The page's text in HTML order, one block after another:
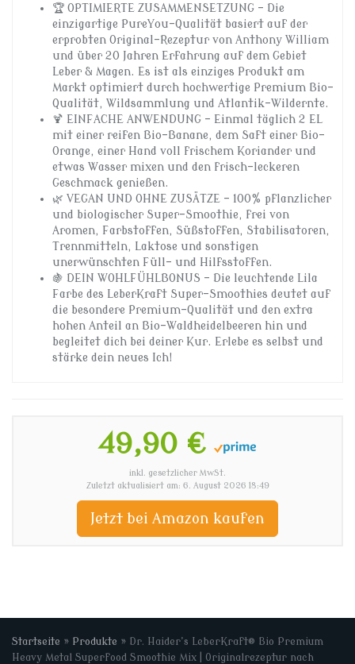
🏆 OPTIMIERTE ZUSAMMENSETZUNG – Die
einzigartige PureYou-Qualität basiert auf der
erprobten Original-Rezeptur von Anthony William
und über 20 Jahren Erfahrung auf dem Gebiet
Leber & Magen. Es ist als einziges Produkt am
Markt optimiert durch hochwertige Premium Bio-
Qualität, Wildsammlung und Atlantik-Wildernte.
🍹 EINFACHE ANWENDUNG – Einmal täglich 2 EL
mit einer reifen Bio-Banane, dem Saft einer Bio-
Orange, einer Hand voll frischem Koriander und
etwas Wasser mixen und den frisch-leckeren
Geschmack genießen.
🌿 VEGAN UND OHNE ZUSÄTZE – 100% pflanzlicher
und biologischer Super-Smoothie, frei von
Aromen, Farbstoffen, Süßstoffen, Stabilisatoren,
Trennmitteln, Laktose und sonstigen
unerwünschten Füll- und Hilfsstoffen.
🍇 DEIN WOHLFÜHLBONUS – Die leuchtende Lila
Farbe des LeberKraft Super-Smoothies deutet auf
die besondere Premium-Qualität und den extra
hohen Anteil an Bio-Waldheidelbeeren hin und
begleitet dich bei deiner Kur. Erlebe es selbst und
stärke dein neues Ich!
49,90 €
inkl. gesetzlicher MwSt.
Zuletzt aktualisiert am: 6. August 2026 18:49
Jetzt bei Amazon kaufen
Startseite » Produkte » Dr. Haider’s LeberKraft® Bio Premium
Heavy Metal Superfood Smoothie Mix | Originalrezeptur nach